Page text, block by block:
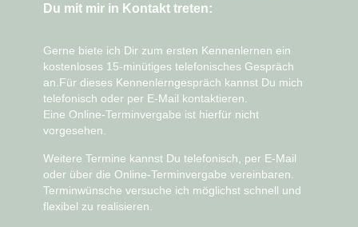
Du mit mir in Kontakt treten:
Gerne biete ich Dir zum ersten Kennenlernen ein
kostenloses 15-minütiges telefonisches Gespräch
an.Für dieses Kennenlerngespräch kannst Du mich
telefonisch oder per E-Mail kontaktieren.
Eine Online-Terminvergabe ist hierfür nicht
vorgesehen.
Weitere Termine kannst Du telefonisch, per E-Mail
oder über die Online-Terminvergabe vereinbaren.
Terminwünsche versuche ich möglichst schnell und
flexibel zu realisieren.